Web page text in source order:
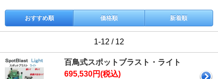
おすすめ順 価格順 新着順
1-12 / 12
百鳥式スポットブラスト・ライト
695,530円(税込)